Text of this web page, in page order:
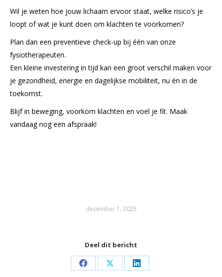
Wil je weten hoe jouw lichaam ervoor staat, welke risico’s je
loopt of wat je kunt doen om klachten te voorkomen?
Plan dan een preventieve check-up bij één van onze
fysiotherapeuten.
Een kleine investering in tijd kan een groot verschil maken voor
je gezondheid, energie en dagelijkse mobiliteit, nu én in de
toekomst.
Blijf in beweging, voorkom klachten en voel je fit. Maak
vandaag nog een afspraak!
december 1, 2025
Deel dit bericht
Share Share Share